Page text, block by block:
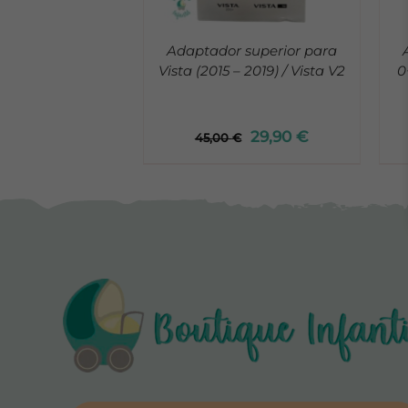
Adaptador superior para
Vista (2015 – 2019) / Vista V2
45,00€ 29,90 €